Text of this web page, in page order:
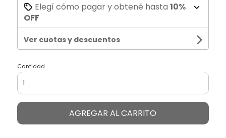
Elegí cómo pagar y obtené hasta 10%
OFF
Ver cuotas y descuentos
Cantidad
AGREGAR AL CARRITO